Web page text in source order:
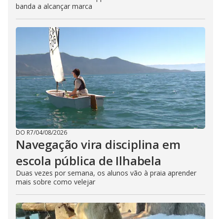
banda a alcançar marca
DO R7/04/08/2026
Navegação vira disciplina em
escola pública de Ilhabela
Duas vezes por semana, os alunos vão à praia aprender
mais sobre como velejar